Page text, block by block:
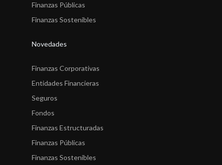
Finanzas Públicas
Finanzas Sostenibles
Novedades
Finanzas Corporativas
Entidades Financieras
Seguros
Fondos
Finanzas Estructuradas
Finanzas Públicas
Finanzas Sostenibles